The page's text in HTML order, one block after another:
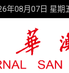
年08月07日 星期